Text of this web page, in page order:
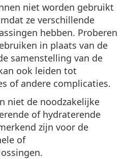
niet worden gebruikt
ze verschillende
hebben. Proberen
in plaats van de
samenstelling van de
ook leiden tot
of andere complicaties.
niet de noodzakelijke
of hydraterende
zijn voor de
of